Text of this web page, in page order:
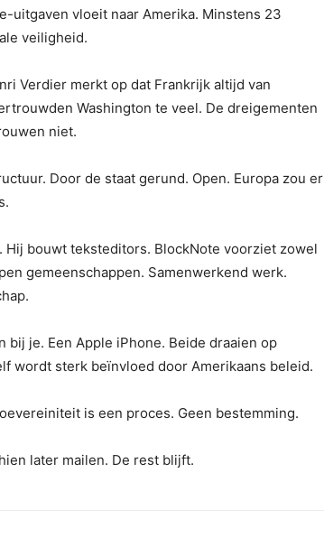
uitgaven vloeit naar Amerika. Minstens 23
veiligheid.
Verdier merkt op dat Frankrijk altijd van
Washington te veel. De dreigementen
niet.
Door de staat gerund. Open. Europa zou er
bouwt teksteditors. BlockNote voorziet zowel
gemeenschappen. Samenwerkend werk.
je. Een Apple iPhone. Beide draaien op
wordt sterk beïnvloed door Amerikaans beleid.
is een proces. Geen bestemming.
later mailen. De rest blijft.